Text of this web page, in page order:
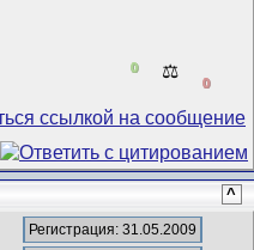
0 ⚖️
0
^
Регистрация: 31.05.2009